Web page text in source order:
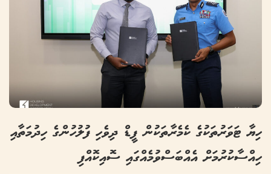
ހިޔާ ޓަވަރުތަކުގެ ކެމެރާތަކުން ފީޑް ދިވެހި ފުލުހުންގެ ހިދުމަތާއި
ހިއްސާކުރުމަށް އެއްބަސްވުމެއްގައި ސޮއިކޮއްފި